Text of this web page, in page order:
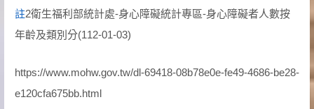
註2衛生福利部統計處-身心障礙統計專區-身心障礙者人數按
年齡及類別分(112-01-03)
https://www.mohw.gov.tw/dl-69418-08b78e0e-fe49-4686-be28-
e120cfa675bb.html